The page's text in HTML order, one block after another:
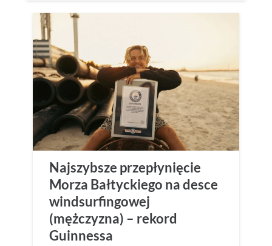
Najszybsze przepłynięcie
Morza Bałtyckiego na desce
windsurfingowej
(mężczyzna) – rekord
Guinnessa